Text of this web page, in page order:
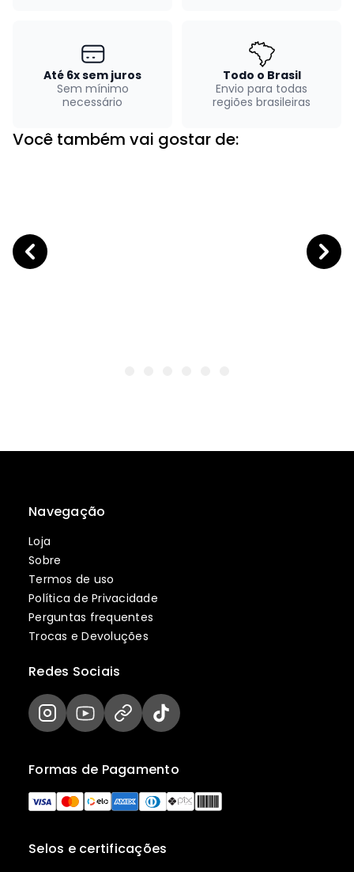
Até 6x sem juros
Sem mínimo
necessário
Todo o Brasil
Envio para todas
regiões brasileiras
Você também vai gostar de:
Navegação
Loja
Sobre
Termos de uso
Política de Privacidade
Perguntas frequentes
Trocas e Devoluções
Selos e certificações
Formas de Pagamento
Redes Sociais